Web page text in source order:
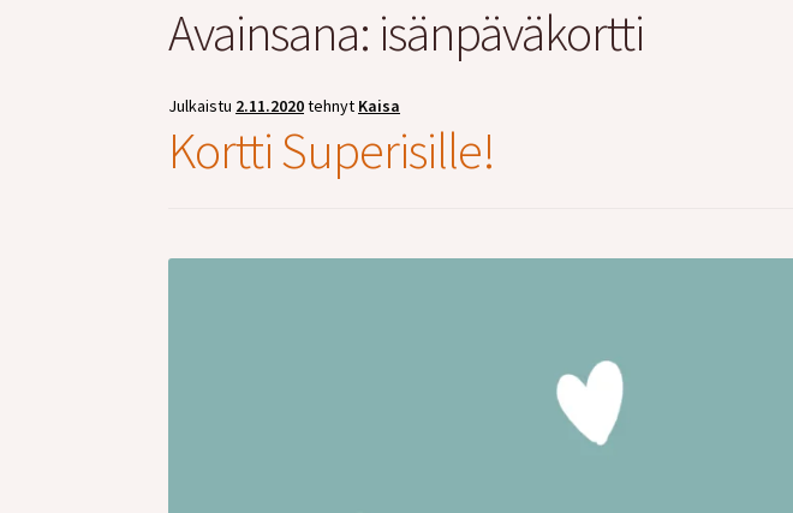
Avainsana: isänpäväkortti
Julkaistu 2.11.2020tehnyt Kaisa
Kortti Superisille!